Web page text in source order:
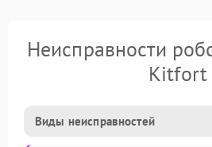
Неисправности
Kitfort
Виды неисправностей